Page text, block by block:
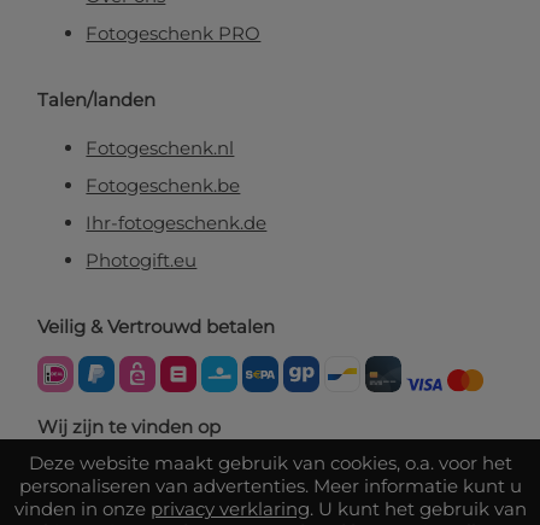
Deze website maakt gebruik van cookies, o.a. voor het
personaliseren van advertenties. Meer informatie kunt u
vinden in onze privacy verklaring. U kunt het gebruik van
Fotogeschenk PRO
Talen/landen
Fotogeschenk.nl
Fotogeschenk.be
Ihr-fotogeschenk.de
Photogift.eu
Veilig & Vertrouwd betalen
Wij zijn te vinden op